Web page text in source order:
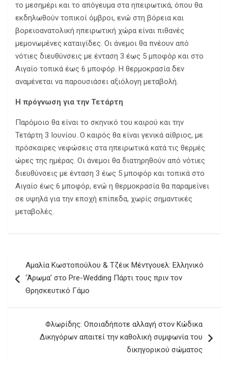
το μεσημέρι και το απόγευμα στα ηπειρωτικά, όπου θα
εκδηλωθούν τοπικοί όμβροι, ενώ στη βόρεια και
βορειοανατολική ηπειρωτική χώρα είναι πιθανές
μεμονωμένες καταιγίδες. Οι άνεμοι θα πνέουν από
νότιες διευθύνσεις με ένταση 3 έως 5 μποφόρ και στο
Αιγαίο τοπικά έως 6 μποφόρ. Η θερμοκρασία δεν
αναμένεται να παρουσιάσει αξιόλογη μεταβολή.
Η πρόγνωση για την Τετάρτη
Παρόμοιο θα είναι το σκηνικό του καιρού και την
Τετάρτη 3 Ιουνίου. Ο καιρός θα είναι γενικά αίθριος, με
πρόσκαιρες νεφώσεις στα ηπειρωτικά κατά τις θερμές
ώρες της ημέρας. Οι άνεμοι θα διατηρηθούν από νότιες
διευθύνσεις με ένταση 3 έως 5 μποφόρ και τοπικά στο
Αιγαίο έως 6 μποφόρ, ενώ η θερμοκρασία θα παραμείνει
σε υψηλά για την εποχή επίπεδα, χωρίς σημαντικές
μεταβολές.
άρθρων
Αμαλία Κωστοπούλου & Τζέικ Μέντγουελ: Ελληνικό
‘Άρωμα’ στο Pre-Wedding Πάρτι τους πριν τον
Θρησκευτικό Γάμο
Φλωρίδης: Οποιαδήποτε αλλαγή στον Κώδικα
Δικηγόρων απαιτεί την καθολική συμφωνία του
δικηγορικού σώματος